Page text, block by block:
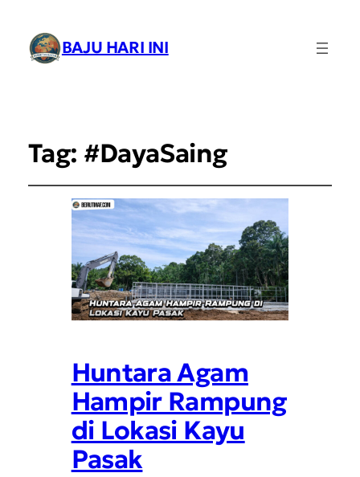
BAJU HARI INI
Tag: #DayaSaing
Huntara Agam
Hampir Rampung
di Lokasi Kayu
Pasak